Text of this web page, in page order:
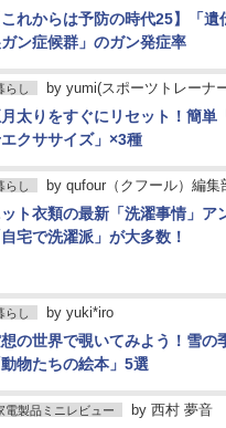
これからは予防の時代25】「
ン症候群」のガン発症率
らし by yumi(スポーツトレーナー
太りをすぐにリセット！簡単
クササイズ」×3種
らし by qufour（クフール）編集
ト衣類の最新「洗濯事情」ア
自宅で洗濯派」が大多数！
らし by yuki*iro
の世界で覗いてみよう！雪の
動物たちの絵本」5選
電製品ミニレビュー by 西村 夢音